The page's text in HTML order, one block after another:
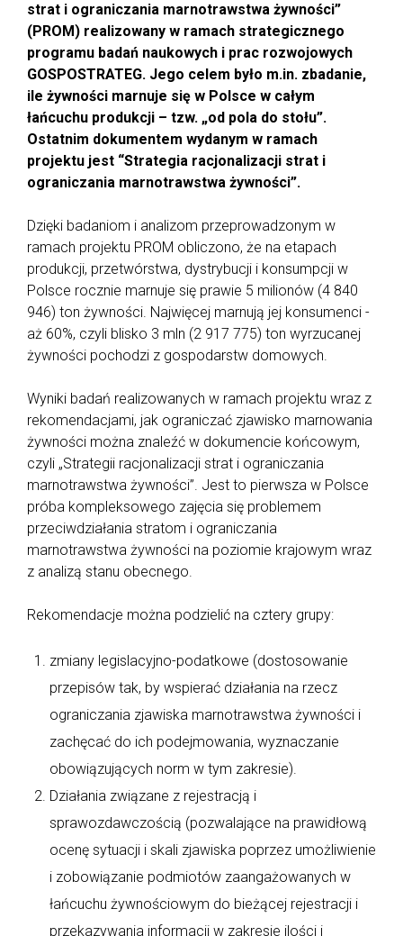
strat i ograniczania marnotrawstwa żywności”
(PROM) realizowany w ramach strategicznego
programu badań naukowych i prac rozwojowych
GOSPOSTRATEG. Jego celem było m.in. zbadanie,
ile żywności marnuje się w Polsce w całym
łańcuchu produkcji – tzw. „od pola do stołu”.
Ostatnim dokumentem wydanym w ramach
projektu jest “Strategia racjonalizacji strat i
ograniczania marnotrawstwa żywności”.
Dzięki badaniom i analizom przeprowadzonym w
ramach projektu PROM obliczono, że na etapach
produkcji, przetwórstwa, dystrybucji i konsumpcji w
Polsce rocznie marnuje się prawie 5 milionów (4 840
946) ton żywności. Najwięcej marnują jej konsumenci -
aż 60%, czyli blisko 3 mln (2 917 775) ton wyrzucanej
żywności pochodzi z gospodarstw domowych.
Wyniki badań realizowanych w ramach projektu wraz z
rekomendacjami, jak ograniczać zjawisko marnowania
żywności można znaleźć w dokumencie końcowym,
czyli „Strategii racjonalizacji strat i ograniczania
marnotrawstwa żywności”. Jest to pierwsza w Polsce
próba kompleksowego zajęcia się problemem
przeciwdziałania stratom i ograniczania
marnotrawstwa żywności na poziomie krajowym wraz
z analizą stanu obecnego.
Rekomendacje można podzielić na cztery grupy:
zmiany legislacyjno-podatkowe (dostosowanie
przepisów tak, by wspierać działania na rzecz
ograniczania zjawiska marnotrawstwa żywności i
zachęcać do ich podejmowania, wyznaczanie
obowiązujących norm w tym zakresie).
Działania związane z rejestracją i
sprawozdawczością (pozwalające na prawidłową
ocenę sytuacji i skali zjawiska poprzez umożliwienie
i zobowiązanie podmiotów zaangażowanych w
łańcuchu żywnościowym do bieżącej rejestracji i
przekazywania informacji w zakresie ilości i